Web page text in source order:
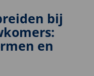
bij
en